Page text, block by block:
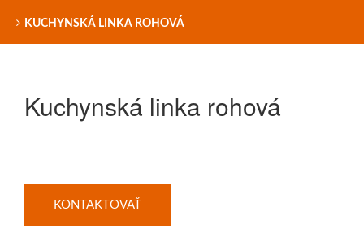
KUCHYNSKÁ LINKA ROHOVÁ
Kuchynská linka rohová
KONTAKTOVAŤ